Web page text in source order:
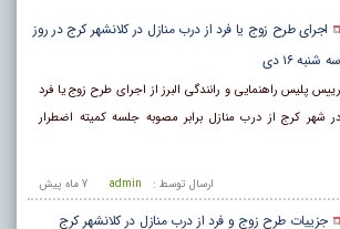
اجرای طرح زوج یا فرد از درب منازل در کلانشهر کرج در روز
سه شنبه ۱۶ دی
رییس پلیس راهنمایی و رانندگی البرز از اجرای طرح زوج یا فرد
در شهر کرج از درب منازل برابر مصوبه جلسه کمیته اضطرار
7 ماه پيش ارسال توسط : admin
جزییات طرح زوج و فرد از درب منازل در کلانشهر کرج